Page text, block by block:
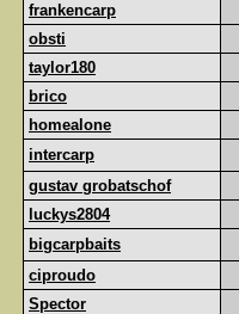
frankencarp
obsti
taylor180
brico
homealone
intercarp
gustav grobatschof
luckys2804
bigcarpbaits
ciproudo
Spector